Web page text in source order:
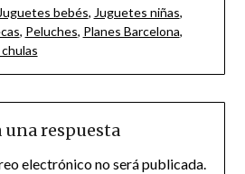
Juguetes bebés, Juguetes niñas,
, Peluches, Planes Barcelona,
una respuesta
electrónico no será publicada.